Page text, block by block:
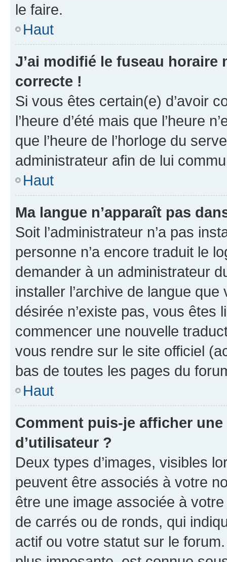
le faire.
Haut
J’ai modifié le fuseau horaire
correcte !
Si vous êtes certain(e) d’avoir
l’heure d’été mais que l’heure
que l’heure de l’horloge du
administrateur afin de lui
Haut
Ma langue n’apparaît pas
Soit l’administrateur n’a pas
personne n’a encore traduit le
demander à un administrateur
installer l’archive de langue
désirée n’existe pas, vous êtes
commencer une nouvelle
vous rendre sur le site officiel
bas de toutes les pages du
Haut
Comment puis-je afficher
d’utilisateur ?
Deux types d’images, visibles
peuvent être associés à votre
être une image associée à
de carrés ou de ronds, qui
actif ou votre statut sur le